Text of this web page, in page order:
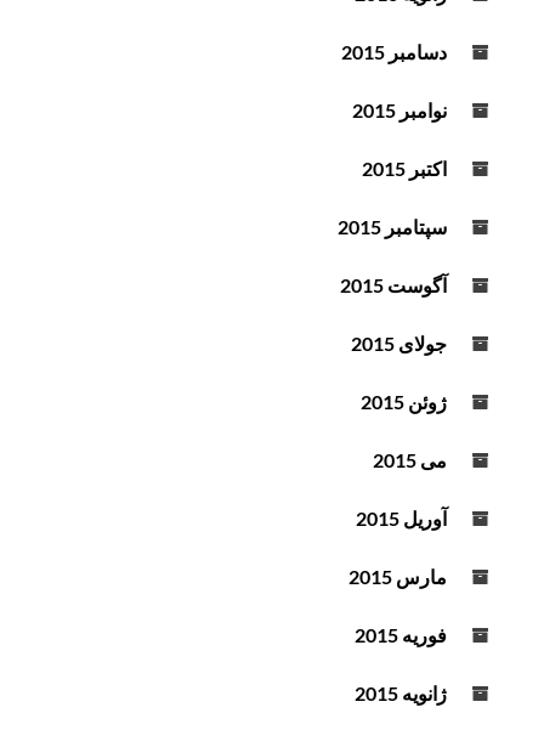
دسامبر 2015
نوامبر 2015
اکتبر 2015
سپتامبر 2015
آگوست 2015
جولای 2015
ژوئن 2015
می 2015
آوریل 2015
مارس 2015
فوریه 2015
ژانویه 2015